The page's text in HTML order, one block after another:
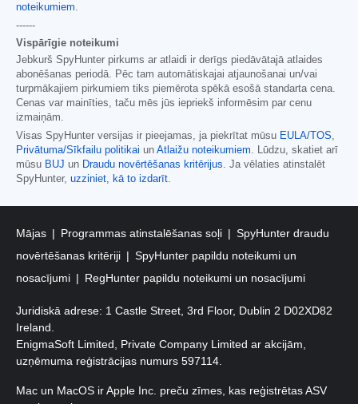
noteikumiem.
------
Vispārīgie noteikumi
Jebkurš SpyHunter pirkums ar atlaidi ir derīgs piedāvātajā atlaides
abonēšanas periodā. Pēc tam automātiskajai atjaunošanai un/vai
turpmākajiem pirkumiem tiks piemērota spēkā esošā standarta cena.
Cenas var mainīties, taču mēs jūs iepriekš informēsim par cenu
izmaiņām.
Visas SpyHunter versijas ir pieejamas, ja piekrītat mūsu EULA/TOS,
Privātuma/Sīkfailu politikai un Atlaižu noteikumiem. Lūdzu, skatiet arī
mūsu BUJ un Draudu novērtēšanas kritērijus. Ja vēlaties atinstalēt
SpyHunter, uzziniet, kā to izdarīt.
Mājas Programmas atinstalēšanas soļi
SpyHunter draudu
novērtēšanas kritēriji
SpyHunter papildu noteikumi un
nosacījumi
RegHunter papildu noteikumi un nosacījumi
Juridiskā adrese: 1 Castle Street, 3rd Floor, Dublin 2 D02XD82
Ireland.
EnigmaSoft Limited, Private Company Limited ar akcijām,
uzņēmuma reģistrācijas numurs 597114.
Mac un MacOS ir Apple Inc. preču zīmes, kas reģistrētas ASV